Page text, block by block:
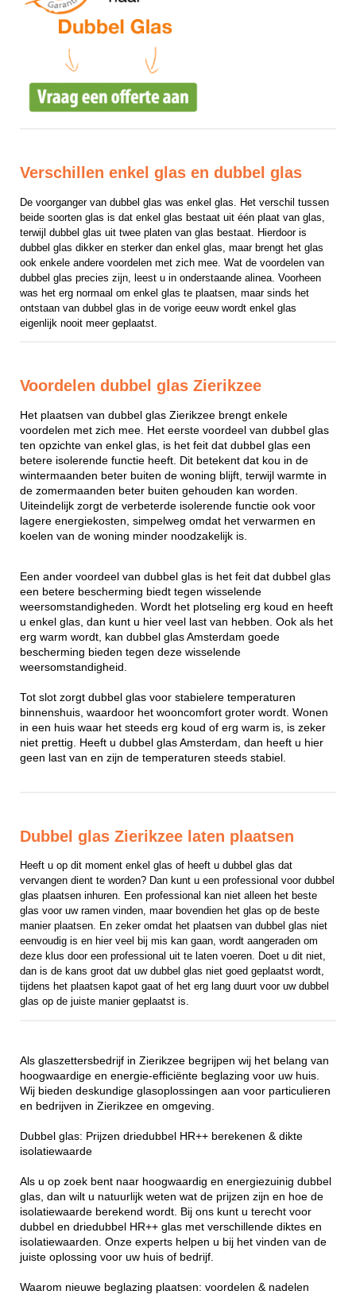
Verschillen enkel glas en dubbel glas
De voorganger van dubbel glas was enkel glas. Het verschil tussen
beide soorten glas is dat enkel glas bestaat uit één plaat van glas,
terwijl dubbel glas uit twee platen van glas bestaat. Hierdoor is
dubbel glas dikker en sterker dan enkel glas, maar brengt het glas
ook enkele andere voordelen met zich mee. Wat de voordelen van
dubbel glas precies zijn, leest u in onderstaande alinea. Voorheen
was het erg normaal om enkel glas te plaatsen, maar sinds het
ontstaan van dubbel glas in de vorige eeuw wordt enkel glas
eigenlijk nooit meer geplaatst.
Voordelen dubbel glas Zierikzee
Het plaatsen van dubbel glas Zierikzee brengt enkele
voordelen met zich mee. Het eerste voordeel van dubbel glas
ten opzichte van enkel glas, is het feit dat dubbel glas een
betere isolerende functie heeft. Dit betekent dat kou in de
wintermaanden beter buiten de woning blijft, terwijl warmte in
de zomermaanden beter buiten gehouden kan worden.
Uiteindelijk zorgt de verbeterde isolerende functie ook voor
lagere energiekosten, simpelweg omdat het verwarmen en
koelen van de woning minder noodzakelijk is.
Een ander voordeel van dubbel glas is het feit dat dubbel glas
een betere bescherming biedt tegen wisselende
weersomstandigheden. Wordt het plotseling erg koud en heeft
u enkel glas, dan kunt u hier veel last van hebben. Ook als het
erg warm wordt, kan dubbel glas Amsterdam goede
bescherming bieden tegen deze wisselende
weersomstandigheid.
Tot slot zorgt dubbel glas voor stabielere temperaturen
binnenshuis, waardoor het wooncomfort groter wordt. Wonen
in een huis waar het steeds erg koud of erg warm is, is zeker
niet prettig. Heeft u dubbel glas Amsterdam, dan heeft u hier
geen last van en zijn de temperaturen steeds stabiel.
Dubbel glas Zierikzee laten plaatsen
Heeft u op dit moment enkel glas of heeft u dubbel glas dat
vervangen dient te worden? Dan kunt u een professional voor dubbel
glas plaatsen inhuren. Een professional kan niet alleen het beste
glas voor uw ramen vinden, maar bovendien het glas op de beste
manier plaatsen. En zeker omdat het plaatsen van dubbel glas niet
eenvoudig is en hier veel bij mis kan gaan, wordt aangeraden om
deze klus door een professional uit te laten voeren. Doet u dit niet,
dan is de kans groot dat uw dubbel glas niet goed geplaatst wordt,
tijdens het plaatsen kapot gaat of het erg lang duurt voor uw dubbel
glas op de juiste manier geplaatst is.
Als glaszettersbedrijf in Zierikzee begrijpen wij het belang van
hoogwaardige en energie-efficiënte beglazing voor uw huis.
Wij bieden deskundige glasoplossingen aan voor particulieren
en bedrijven in Zierikzee en omgeving.
Dubbel glas: Prijzen driedubbel HR++ berekenen & dikte
isolatiewaarde
Als u op zoek bent naar hoogwaardig en energiezuinig dubbel
glas, dan wilt u natuurlijk weten wat de prijzen zijn en hoe de
isolatiewaarde berekend wordt. Bij ons kunt u terecht voor
dubbel en driedubbel HR++ glas met verschillende diktes en
isolatiewaarden. Onze experts helpen u bij het vinden van de
juiste oplossing voor uw huis of bedrijf.
Waarom nieuwe beglazing plaatsen: voordelen & nadelen